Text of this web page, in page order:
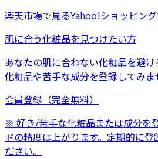
楽天市場で見るYahoo!ショッピング
肌に合う化粧品を見つけたい方
あなたの肌に合わない化粧品を避
化粧品や苦手な成分を登録してみま
会員登録（完全無料）
※ 好き/苦手な化粧品または成分を
ドの精度は上がります。定期的に
ださい。